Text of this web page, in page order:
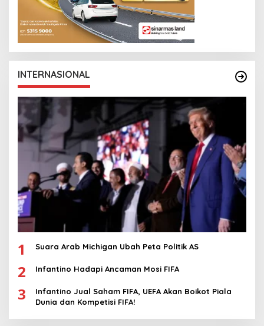
INTERNASIONAL
1 Suara Arab Michigan Ubah Peta Politik AS
2 Infantino Hadapi Ancaman Mosi FIFA
3
Infantino Jual Saham FIFA, UEFA Akan Boikot Piala
Dunia dan Kompetisi FIFA!